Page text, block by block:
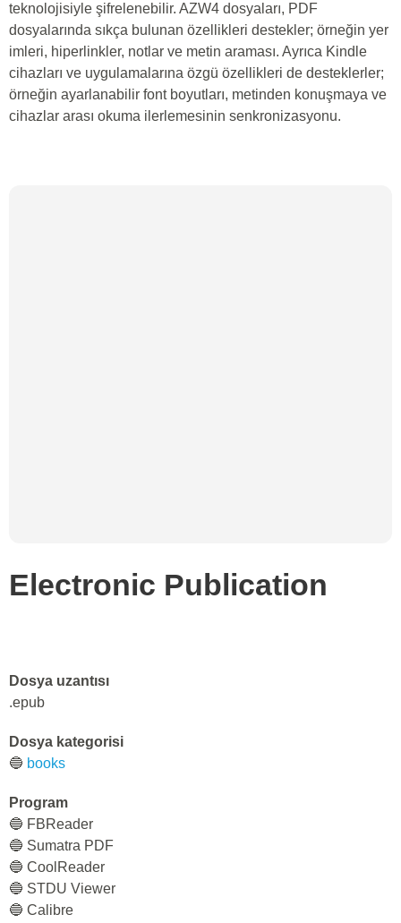
teknolojisiyle şifrelenebilir. AZW4 dosyaları, PDF
dosyalarında sıkça bulunan özellikleri destekler; örneğin yer
imleri, hiperlinkler, notlar ve metin araması. Ayrıca Kindle
cihazları ve uygulamalarına özgü özellikleri de desteklerler;
örneğin ayarlanabilir font boyutları, metinden konuşmaya ve
cihazlar arası okuma ilerlemesinin senkronizasyonu.
Electronic Publication
Dosya uzantısı
.epub
Dosya kategorisi
🔵 books
Program
🔵 FBReader
🔵 Sumatra PDF
🔵 CoolReader
🔵 STDU Viewer
🔵 Calibre